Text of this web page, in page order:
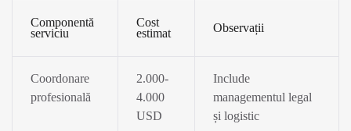
Componentă
serviciu
Cost
estimat
Observații
Coordonare
profesională
2.000-
4.000
USD
Include
managementul legal
și logistic